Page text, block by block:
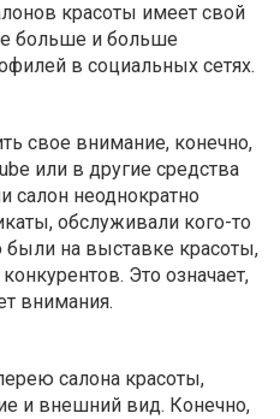
красоты имеет свой
больше и больше
в социальных сетях.
свое внимание, конечно,
или в другие средства
салон неоднократно
обслуживали кого-то
были на выставке красоты,
Это означает,
внимания.
салона красоты,
и внешний вид. Конечно,